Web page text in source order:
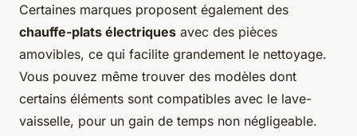
Certaines marques proposent également des
chauffe-plats électriques avec des pièces
amovibles, ce qui facilite grandement le nettoyage.
Vous pouvez même trouver des modèles dont
certains éléments sont compatibles avec le lave-
vaisselle, pour un gain de temps non négligeable.